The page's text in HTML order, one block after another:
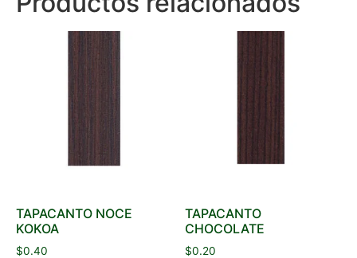
TAPACANTO NOCE
KOKOA
$0.40
TAPACANTO
CHOCOLATE
$0.20